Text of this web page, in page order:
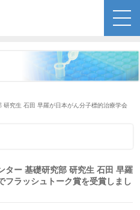
研究生 石田 早羅が日本がん分子標的治療学会
ター 基礎研究部 研究生 石田 早羅
フラッシュトーク賞を受賞しまし